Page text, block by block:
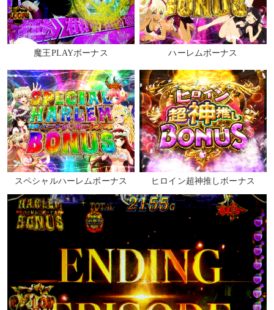
魔王PLAYボーナス ハーレムボーナス
スペシャルハーレムボーナス ヒロイン超神推しボーナス